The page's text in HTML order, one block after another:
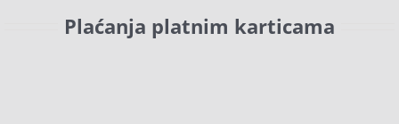
Plaćanja platnim karticama